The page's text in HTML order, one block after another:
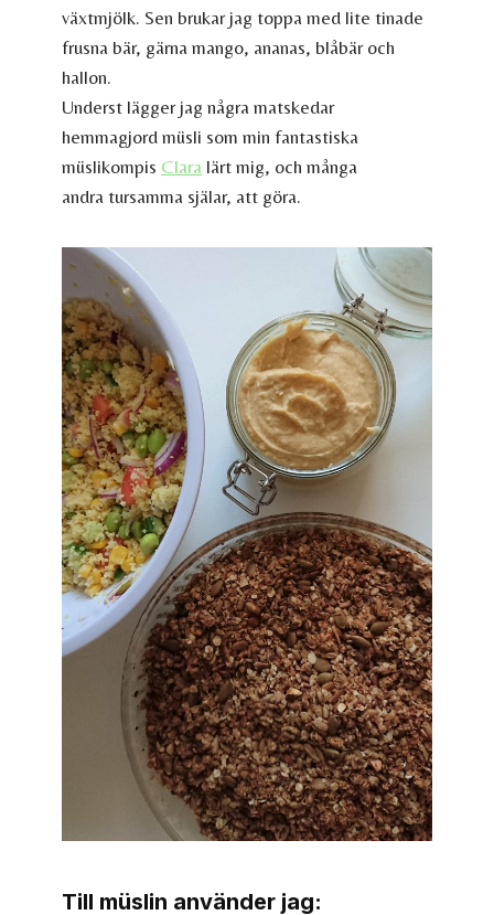
växtmjölk. Sen brukar jag toppa med lite tinade
frusna bär, gärna mango, ananas, blåbär och
hallon.
Underst lägger jag några matskedar
hemmagjord müsli som min fantastiska
müslikompis Clara lärt mig, och många
andra tursamma själar, att göra.
Till müslin använder jag: